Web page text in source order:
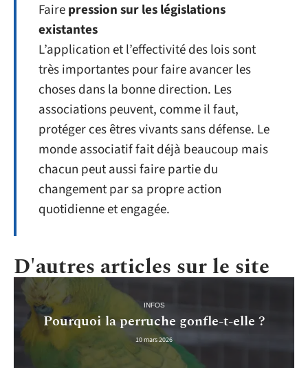
Fairepression sur les législations
existantes
L’application et l’effectivité des lois sont
très importantes pour faire avancer les
choses dans la bonne direction. Les
associations peuvent, comme il faut,
protéger ces êtres vivants sans défense. Le
monde associatif fait déjà beaucoup mais
chacun peut aussi faire partie du
changement par sa propre action
quotidienne et engagée.
D'autres articles sur le site
INFOS
Pourquoi la perruche gonfle-t-elle ?
10 mars 2026